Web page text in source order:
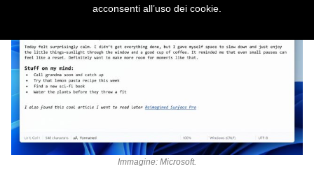
Immagine: Microsoft.
acconsenti all’uso dei cookie.